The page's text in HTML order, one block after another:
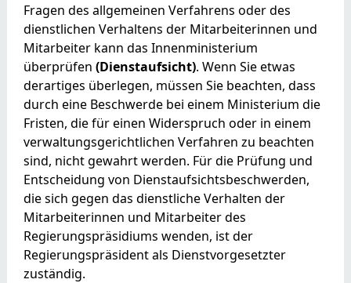
Fragen des allgemeinen Verfahrens oder des
dienstlichen Verhaltens der Mitarbeiterinnen und
Mitarbeiter kann das Innenministerium
überprüfen (Dienstaufsicht). Wenn Sie etwas
derartiges überlegen, müssen Sie beachten, dass
durch eine Beschwerde bei einem Ministerium die
Fristen, die für einen Widerspruch oder in einem
verwaltungsgerichtlichen Verfahren zu beachten
sind, nicht gewahrt werden. Für die Prüfung und
Entscheidung von Dienstaufsichtsbeschwerden,
die sich gegen das dienstliche Verhalten der
Mitarbeiterinnen und Mitarbeiter des
Regierungspräsidiums wenden, ist der
Regierungspräsident als Dienstvorgesetzter
zuständig.